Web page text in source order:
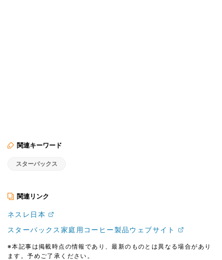
関連キーワード
スターバックス
関連リンク
ネスレ日本
スターバックス家庭用コーヒー製品ウェブサイト
※本記事は掲載時点の情報であり、最新のものとは異なる場合があり
ます。予めご了承ください。